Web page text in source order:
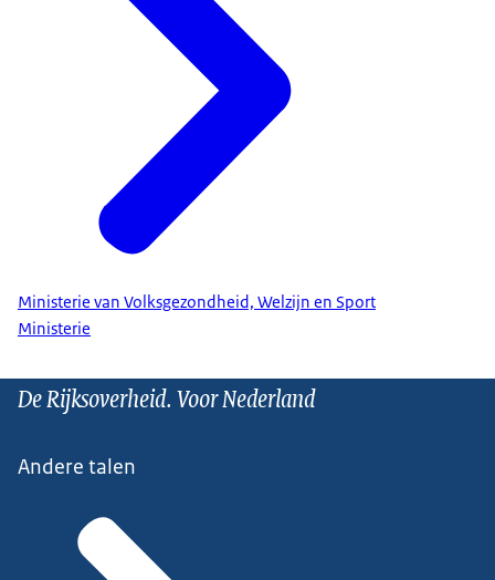
Ministerie van Volksgezondheid, Welzijn en Sport
Ministerie
De Rijksoverheid. Voor Nederland
Andere talen